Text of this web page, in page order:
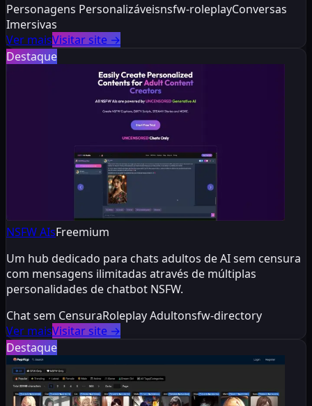
Personagens Personalizáveisnsfw-roleplayConversas
Imersivas
Ver maisVisitar site →
Destaque
NSFW AIsFreemium
Um hub dedicado para chats adultos de AI sem censura
com mensagens ilimitadas através de múltiplas
personalidades de chatbot NSFW.
Chat sem CensuraRoleplay Adultonsfw-directory
Ver maisVisitar site →
Destaque